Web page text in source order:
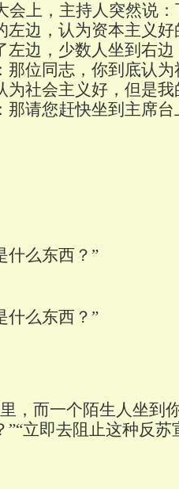
会上，主持人突然说
左边，认为资本主义
左边，少数人坐到右
那位同志，你到底认
为社会主义好，但是
那请您赶快坐到主席台
什么东西？”
什么东西？”
，而一个陌生人坐到
”“立即去阻止这种反苏